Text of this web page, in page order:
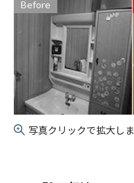
Before
写真クリックで拡大しま